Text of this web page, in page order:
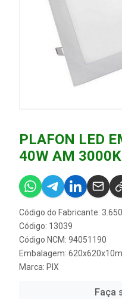
PLAFON LED
40W AM 3000K
Código do Fabricante:
Código: 13039
Código NCM: 94051190
Embalagem:
Marca: PIX
Faça